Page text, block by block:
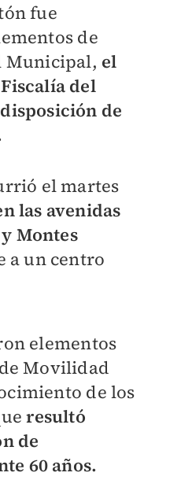
fue
de
Municipal, el
del
de
el martes
las avenidas
Montes
a un centro
elementos
Movilidad
de los
resultó
de
60 años.